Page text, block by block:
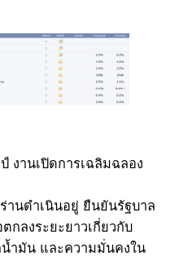
งานเปิดการเฉลิมฉลอง
านดำเนินอยู่ ยืนยันรัฐบาล
กลงระยะยาวเกี่ยวกับ
น้ำมัน และความมั่นคงใน